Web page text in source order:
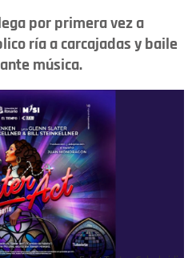
por primera vez a
ría a carcajadas y baile
música.